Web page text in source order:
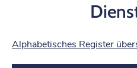
Alphabetisches Register